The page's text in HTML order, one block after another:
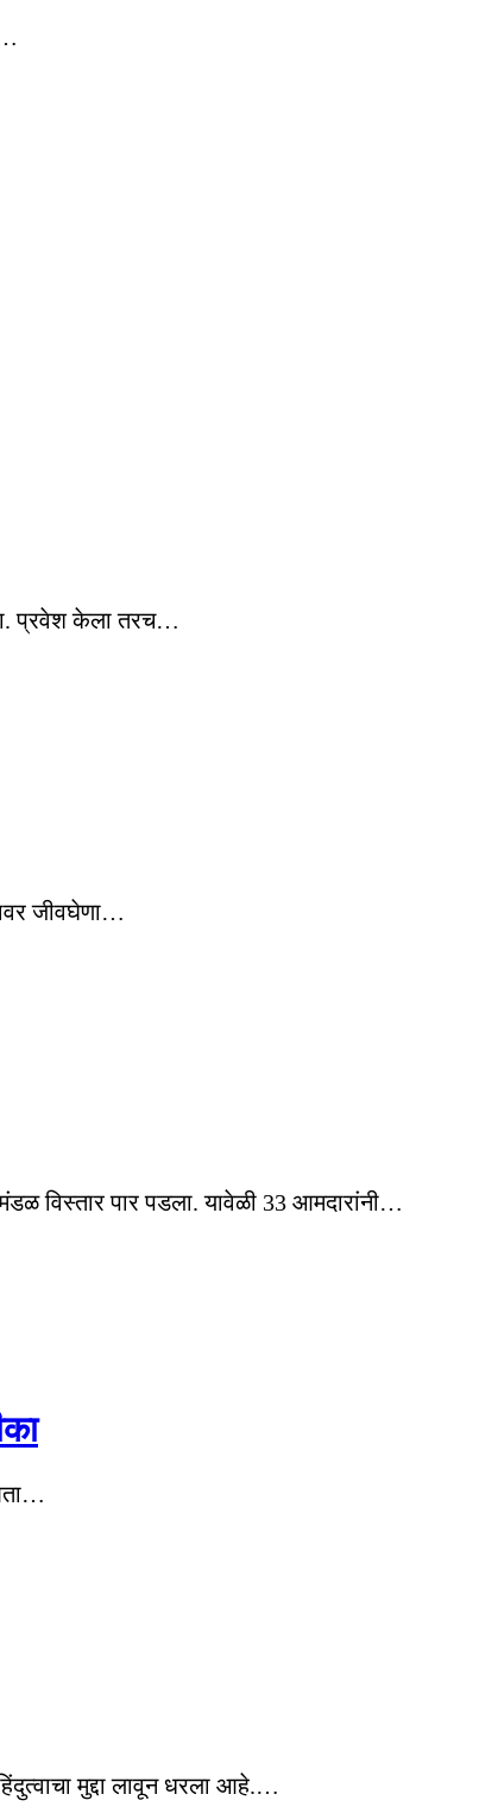
प्रवेश केला तरच…
जीवघेणा…
विस्तार पार पडला. यावेळी 33 आमदारांनी…
मुद्दा लावून धरला आहे.…